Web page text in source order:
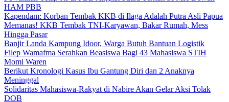
HAM PBB
Kapendam: Korban Tembak KKB di Ilaga Adalah Putra Asli Papua
Memanas! KKB Tembak TNI-Karyawan, Bakar Rumah, Mess
Hingga Pasar
Banjir Landa Kampung Idoor, Warga Butuh Bantuan Logistik
Filep Wamafma Serahkan Beasiswa Bagi 43 Mahasiswa STIH
Momi Waren
Berikut Kronologi Kasus Ibu Gantung Diri dan 2 Anaknya
Meninggal
Solidaritas Mahasiswa-Rakyat di Nabire Akan Gelar Aksi Tolak
DOB